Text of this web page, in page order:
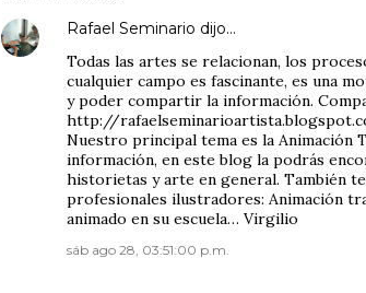
Rafael Seminario dijo…
Todas las artes se relacionan, los
cualquier campo es fascinante, es una
y poder compartir la información.
http://
Nuestro principal tema es la Animación
información, en este blog la podrás
historietas y arte en general. También
profesionales ilustradores: Animación
animado en su escuela… Virgilio
sáb ago 28, 03:51:00 p.m.